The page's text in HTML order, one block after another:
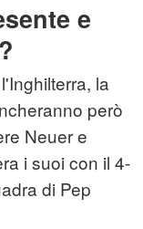
e
la
però
Neuer e
i suoi con il 4-
di Pep